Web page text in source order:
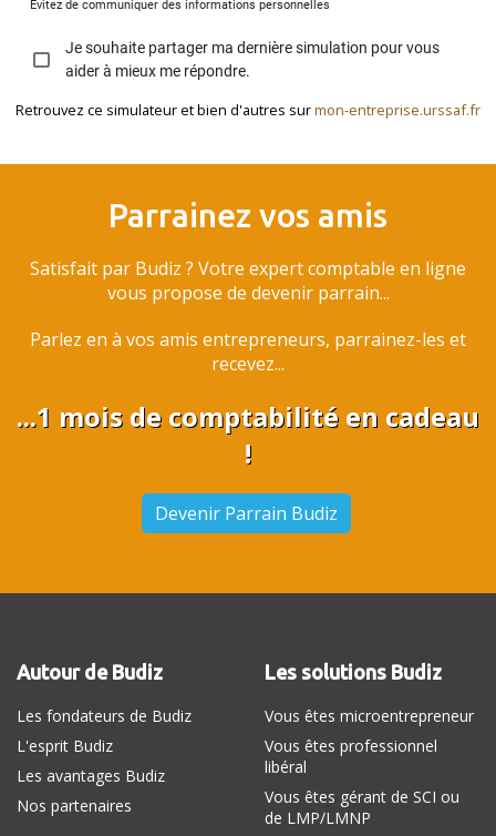
Retrouvez ce simulateur et bien d'autres surmon-entreprise.urssaf.fr
Parrainez vos amis
Satisfait par Budiz ? Votre expert comptable en ligne
vous propose de devenir parrain...
Parlez en à vos amis entrepreneurs, parrainez-les et
recevez...
...1 mois de comptabilité en cadeau
!
Devenir Parrain Budiz
Autour de Budiz
Les fondateurs de Budiz
L'esprit Budiz
Les avantages Budiz
Nos partenaires
Les solutions Budiz
Vous êtes microentrepreneur
Vous êtes professionnel
libéral
Vous êtes gérant de SCI ou
de LMP/LMNP